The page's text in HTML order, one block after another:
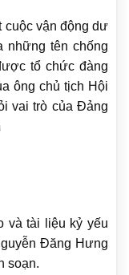
cuộc vận động dư
những tên chống
tổ chức đàng
ông chủ tịch Hội
vai trò của Đảng
và tài liệu kỷ yếu
Đăng Hưng
soạn.